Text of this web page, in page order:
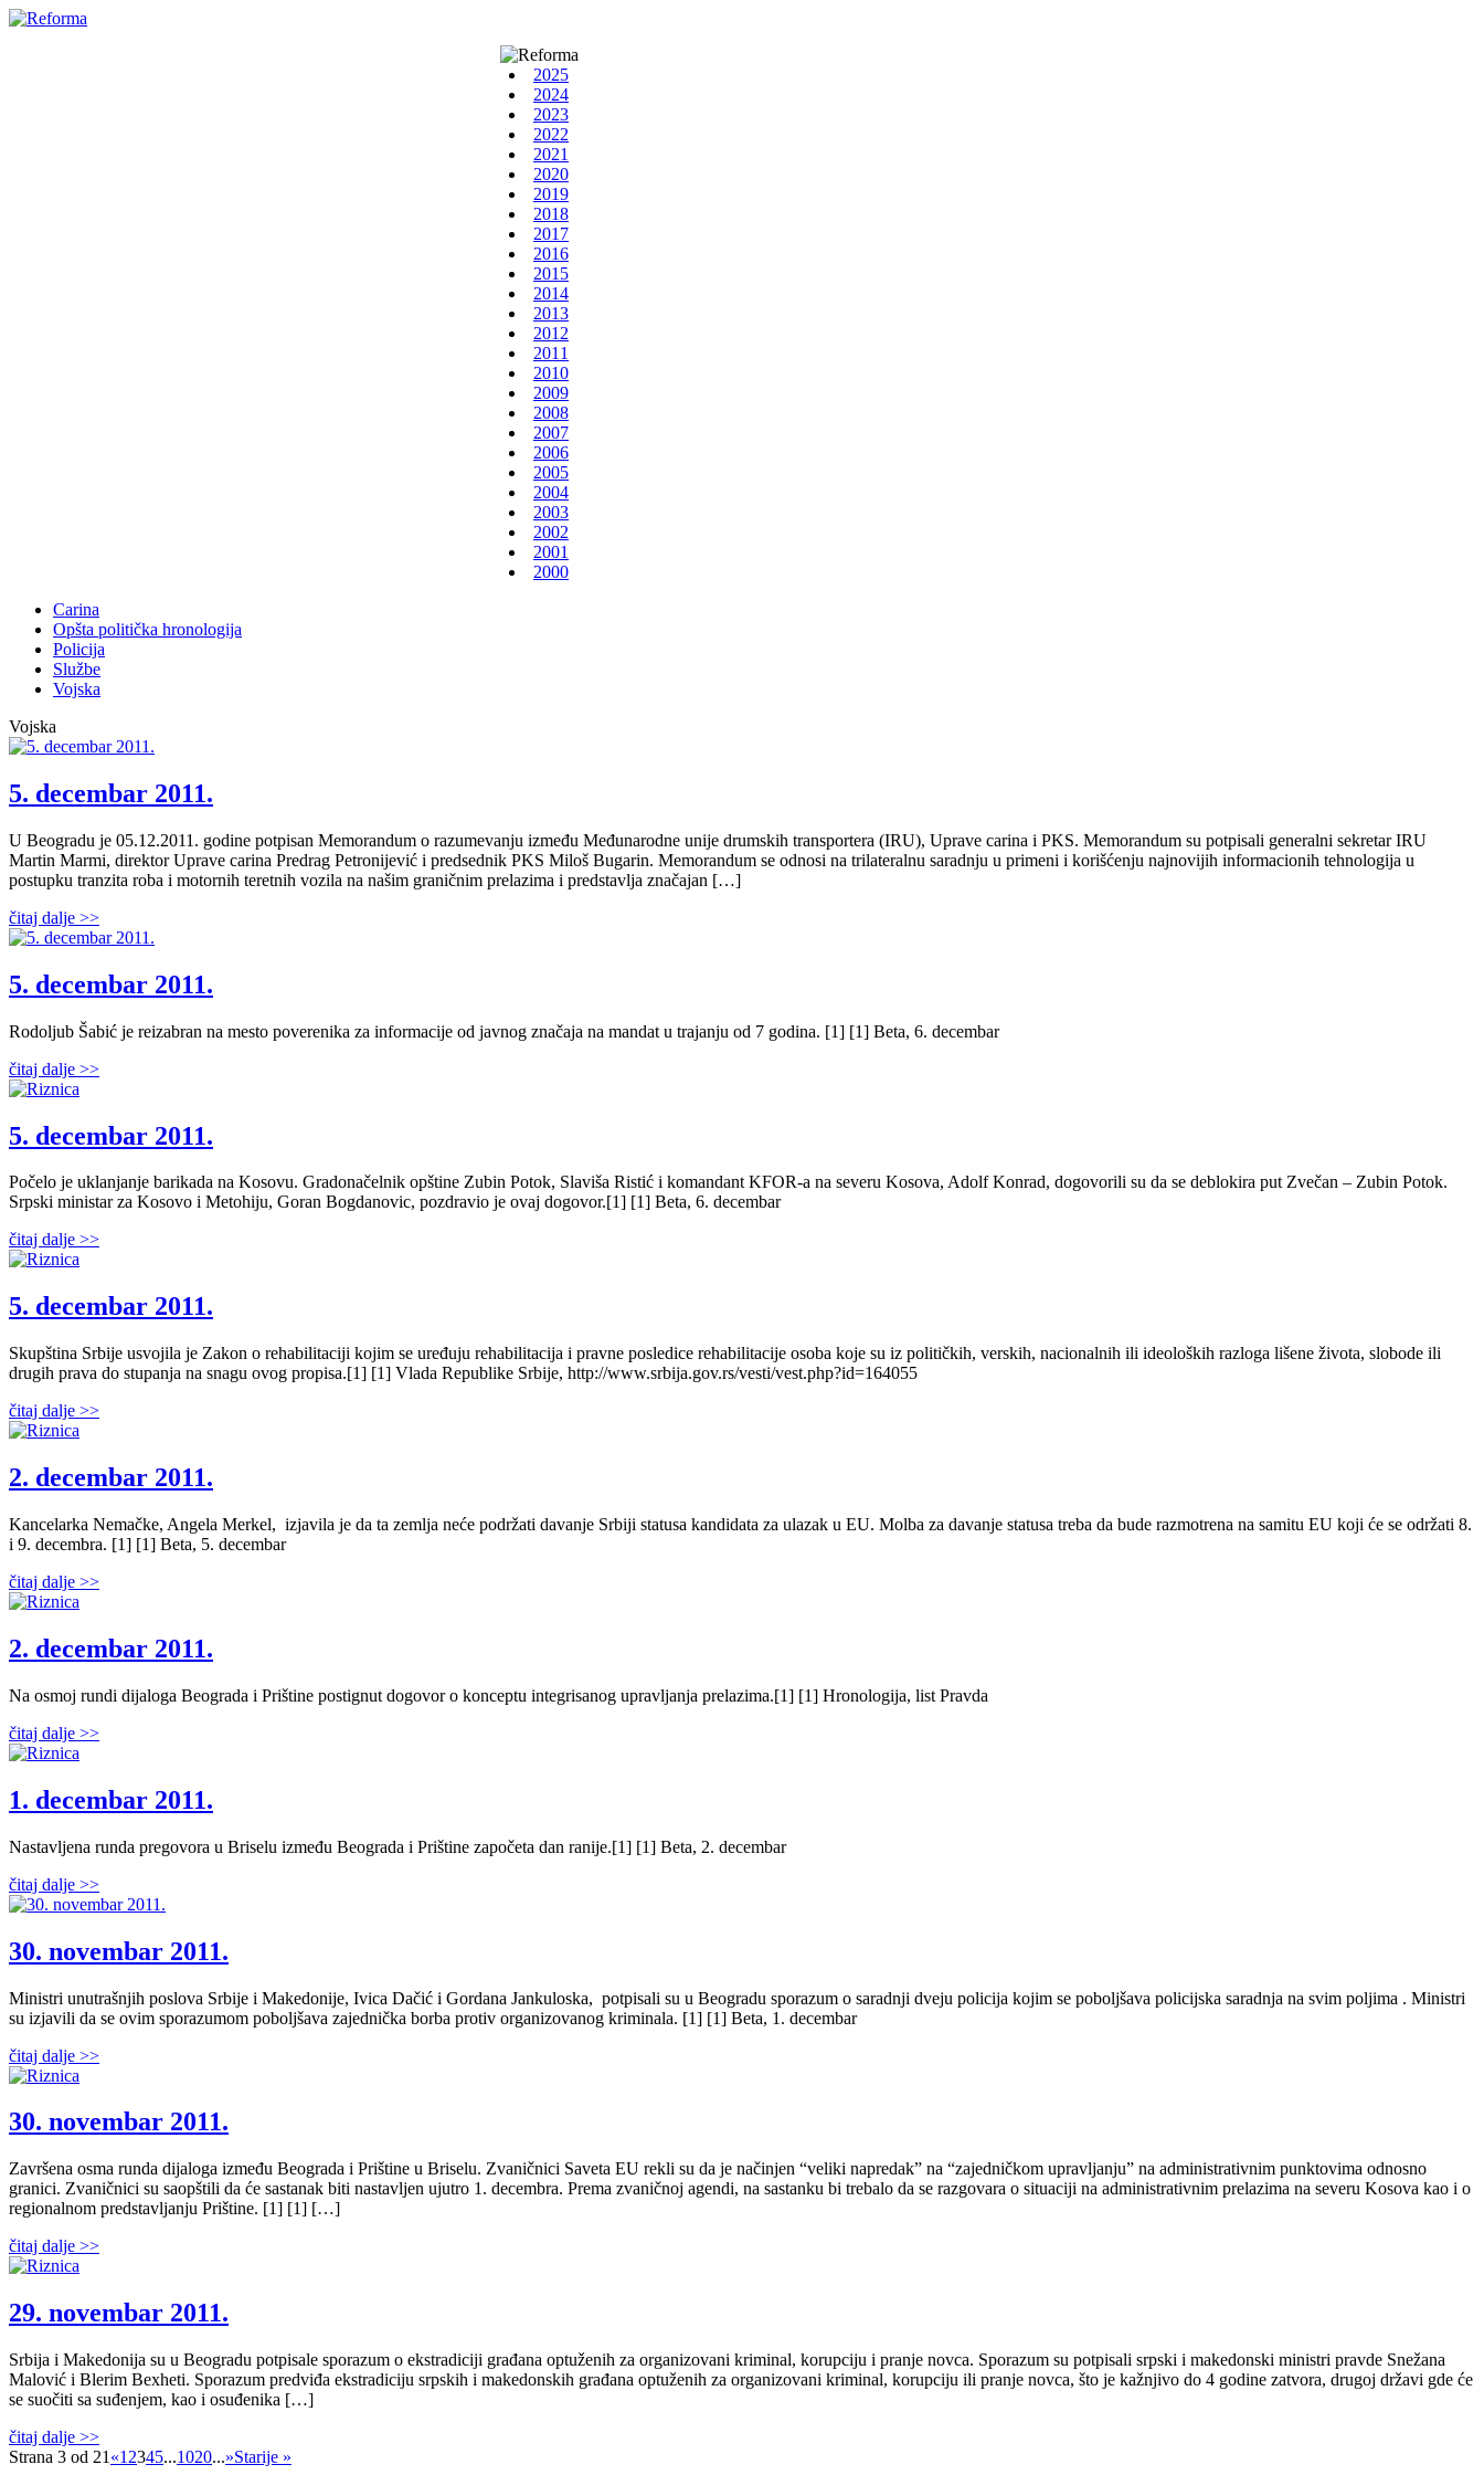
2025
2024
2023
2022
2021
2020
2019
2018
2017
2016
2015
2014
2013
2012
2011
2010
2009
2008
2007
2006
2005
2004
2003
2002
2001
2000
Carina
Opšta politička hronologija
Policija
Službe
Vojska
Vojska
5. decembar 2011.
U Beogradu je 05.12.2011. godine potpisan Memorandum o razumevanju između Međunarodne unije drumskih transportera (IRU), Uprave carina i PKS. Memorandum su potpisali generalni sekretar IRU
Martin Marmi, direktor Uprave carina Predrag Petronijević i predsednik PKS Miloš Bugarin. Memorandum se odnosi na trilateralnu saradnju u primeni i korišćenju najnovijih informacionih tehnologija u
postupku tranzita roba i motornih teretnih vozila na našim graničnim prelazima i predstavlja značajan […]
čitaj dalje >>
5. decembar 2011.
Rodoljub Šabić je reizabran na mesto poverenika za informacije od javnog značaja na mandat u trajanju od 7 godina. [1] [1] Beta, 6. decembar
čitaj dalje >>
5. decembar 2011.
Počelo je uklanjanje barikada na Kosovu. Gradonačelnik opštine Zubin Potok, Slaviša Ristić i komandant KFOR-a na severu Kosova, Adolf Konrad, dogovorili su da se deblokira put Zvečan – Zubin Potok.
Srpski ministar za Kosovo i Metohiju, Goran Bogdanovic, pozdravio je ovaj dogovor.[1] [1] Beta, 6. decembar
čitaj dalje >>
5. decembar 2011.
Skupština Srbije usvojila je Zakon o rehabilitaciji kojim se uređuju rehabilitacija i pravne posledice rehabilitacije osoba koje su iz političkih, verskih, nacionalnih ili ideoloških razloga lišene života, slobode ili
drugih prava do stupanja na snagu ovog propisa.[1] [1] Vlada Republike Srbije, http://www.srbija.gov.rs/vesti/vest.php?id=164055
čitaj dalje >>
2. decembar 2011.
Kancelarka Nemačke, Angela Merkel, izjavila je da ta zemlja neće podržati davanje Srbiji statusa kandidata za ulazak u EU. Molba za davanje statusa treba da bude razmotrena na samitu EU koji će se održati 8.
i 9. decembra. [1] [1] Beta, 5. decembar
čitaj dalje >>
2. decembar 2011.
Na osmoj rundi dijaloga Beograda i Prištine postignut dogovor o konceptu integrisanog upravljanja prelazima.[1] [1] Hronologija, list Pravda
čitaj dalje >>
1. decembar 2011.
Nastavljena runda pregovora u Briselu između Beograda i Prištine započeta dan ranije.[1] [1] Beta, 2. decembar
čitaj dalje >>
30. novembar 2011.
Ministri unutrašnjih poslova Srbije i Makedonije, Ivica Dačić i Gordana Jankuloska, potpisali su u Beogradu sporazum o saradnji dveju policija kojim se poboljšava policijska saradnja na svim poljima . Ministri
su izjavili da se ovim sporazumom poboljšava zajednička borba protiv organizovanog kriminala. [1] [1] Beta, 1. decembar
čitaj dalje >>
30. novembar 2011.
Završena osma runda dijaloga između Beograda i Prištine u Briselu. Zvaničnici Saveta EU rekli su da je načinjen “veliki napredak” na “zajedničkom upravljanju” na administrativnim punktovima odnosno
granici. Zvaničnici su saopštili da će sastanak biti nastavljen ujutro 1. decembra. Prema zvaničnoj agendi, na sastanku bi trebalo da se razgovara o situaciji na administrativnim prelazima na severu Kosova kao i o
regionalnom predstavljanju Prištine. [1] [1] […]
čitaj dalje >>
29. novembar 2011.
Srbija i Makedonija su u Beogradu potpisale sporazum o ekstradiciji građana optuženih za organizovani kriminal, korupciju i pranje novca. Sporazum su potpisali srpski i makedonski ministri pravde Snežana
Malović i Blerim Bexheti. Sporazum predviđa ekstradiciju srpskih i makedonskih građana optuženih za organizovani kriminal, korupciju ili pranje novca, što je kažnjivo do 4 godine zatvora, drugoj državi gde će
se suočiti sa suđenjem, kao i osuđenika […]
čitaj dalje >>
Strana 3 od 21 «1 2345...1020...»Starije »